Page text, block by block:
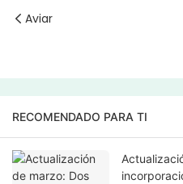
Aviar
RECOMENDADO PARA TI